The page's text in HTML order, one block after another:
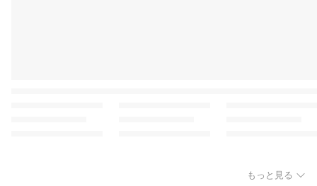
もっと見る